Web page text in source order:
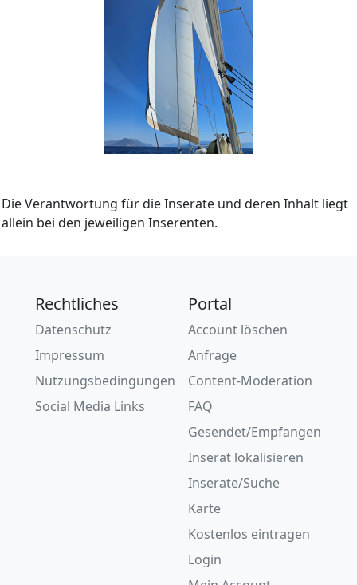
Die Verantwortung für die Inserate und deren Inhalt liegt
allein bei den jeweiligen Inserenten.
Rechtliches
Datenschutz
Impressum
Nutzungsbedingungen
Social Media Links
Portal
Account löschen
Anfrage
Content-Moderation
FAQ
Gesendet/Empfangen
Inserat lokalisieren
Inserate/Suche
Karte
Kostenlos eintragen
Login